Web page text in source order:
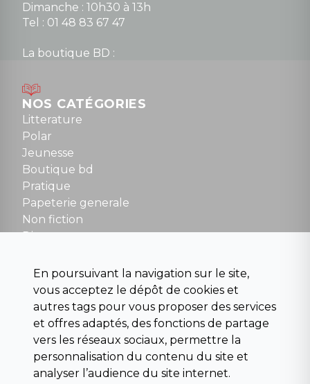
Dimanche : 10h30 à 13h
Tel : 01 48 83 67 47
La boutique BD :
Mardi au samedi : 10h à 13h / 14h à 19h
Dimanche : 10h30 à 12h30
Tel : 01 48 89 13 88
Fermé le dimanche en Juillet et Août
NOUS CONTACTER
contact@la-griffe-noire.com
NOS CATÉGORIES
Litterature
Polar
Jeunesse
Boutique bd
Pratique
Papeterie generale
Non fiction
Divers
Beaux livres et art
Para scolaire
Histoire
Pochoteque
Pleiade
En poursuivant la navigation sur le site,
vous acceptez le dépôt de cookies et
autres tags pour vous proposer des services
et offres adaptés, des fonctions de partage
vers les réseaux sociaux, permettre la
personnalisation du contenu du site et
analyser l’audience du site internet.